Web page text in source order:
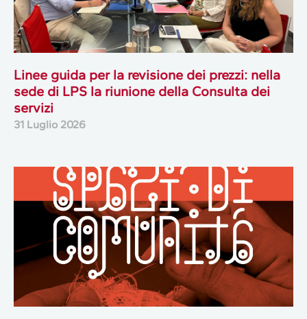
Linee guida per la revisione dei prezzi: nella
sede di LPS la riunione della Consulta dei
servizi
31 Luglio 2026